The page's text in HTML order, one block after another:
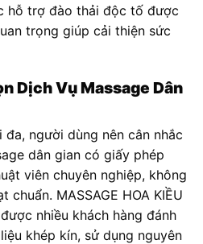
hỗ trợ đào thải độc tố được
trọng giúp cải thiện sức
Dịch Vụ Massage Dân
người dùng nên cân nhắc
dân gian có giấy phép
viên chuyên nghiệp, không
MASSAGE HOA KIỀU
nhiều khách hàng đánh
khép kín, sử dụng nguyên